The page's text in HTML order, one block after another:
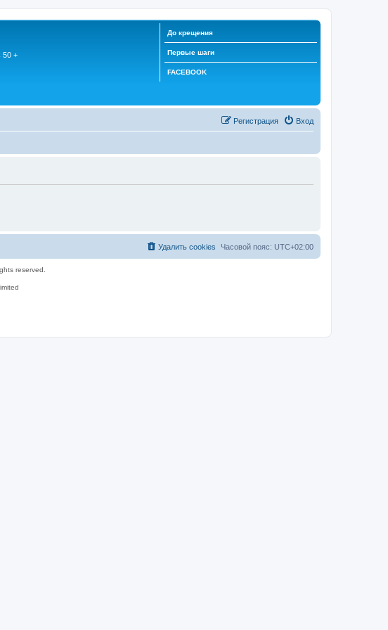
50 +
До крещения
Первые шаги
FACEBOOK
Вход
Регистрация
Часовой пояс: UTC+02:00
Удалить cookies
reserved.